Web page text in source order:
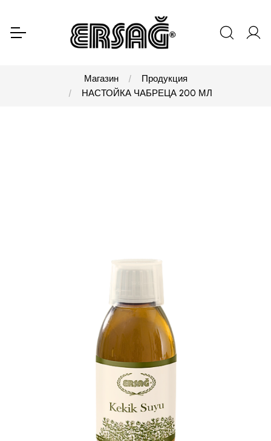
Магазин
Продукция
НАСТОЙКА ЧАБРЕЦА 200 МЛ